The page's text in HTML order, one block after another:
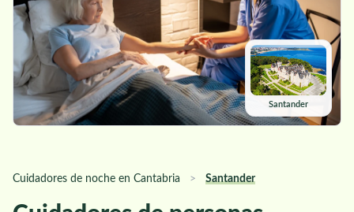
Cuidadores de noche en Cantabria > Santander
Santander